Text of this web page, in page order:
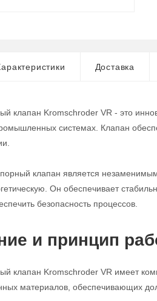
Доставка
клапан Kromschroder VR - это
системах. Клапан
клапан является
Он обеспечивает
безопасность процессов.
и принцип
клапан Kromschroder VR имеет
материалов, обеспечивающих